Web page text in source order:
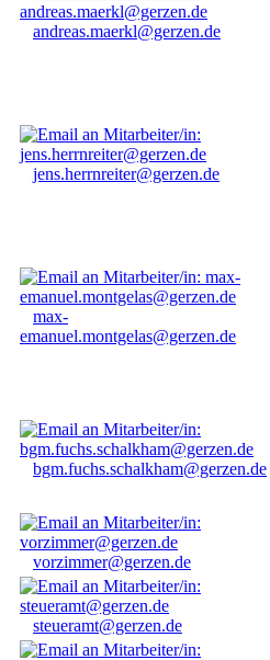
andreas.maerkl@gerzen.de
jens.herrnreiter@gerzen.de
max-
emanuel.montgelas@gerzen.de
bgm.fuchs.schalkham@gerzen.de
vorzimmer@gerzen.de
steueramt@gerzen.de